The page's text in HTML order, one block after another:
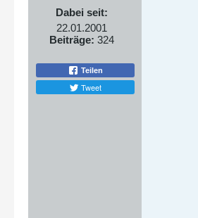
Dabei seit:
22.01.2001
Beiträge: 324
Teilen
Tweet